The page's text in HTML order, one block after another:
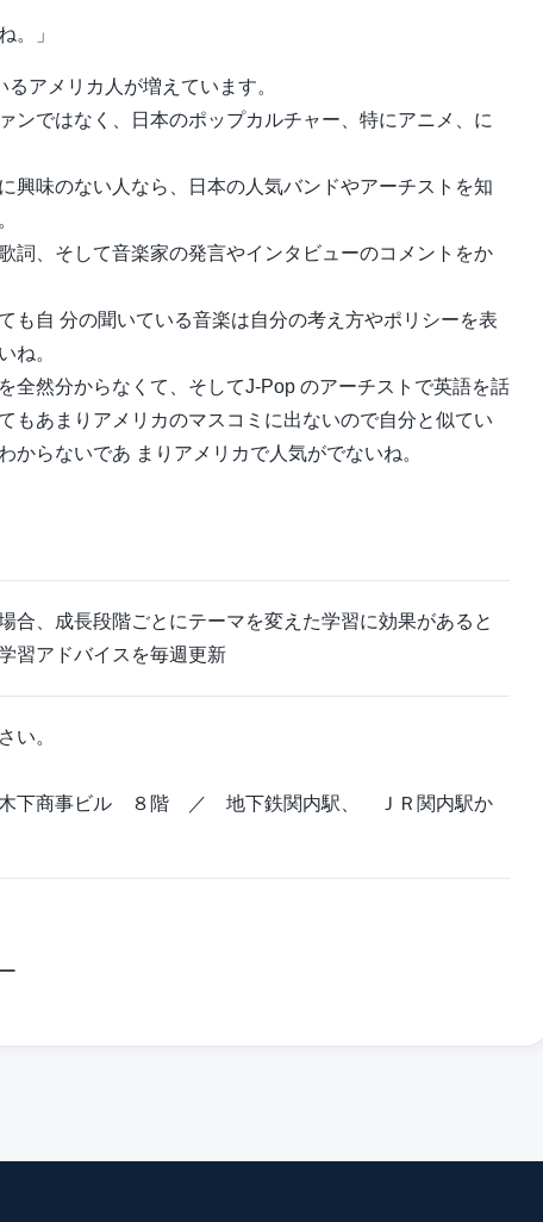
。」
アメリカ人が増えています。
ンではなく、日本のポップカルチャー、特にアニメ、に
興味のない人なら、日本の人気バンドやアーチストを知
詞、そして音楽家の発言やインタビューのコメントをか
も自 分の聞いている音楽は自分の考え方やポリシーを表
ね。
全然分からなくて、そしてJ-Pop のアーチストで英語を話
もあまりアメリカのマスコミに出ないので自分と似てい
からないであ まりアメリカで人気がでないね。
合、成長段階ごとにテーマを変えた学習に効果があると
習アドバイスを毎週更新
い。
下商事ビル ８階 ／ 地下鉄関内駅、 ＪＲ関内駅か